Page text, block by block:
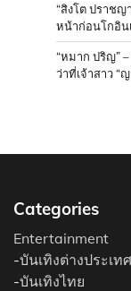
“สิงโต ปราชญ
หน้าก่อนโกอิน
“หมาก ปริญ”
ว่าที่เจ้าสาว “
Categories
Entertainment
-บันเทิงต่างประเทศ
-บันเทิงไทย